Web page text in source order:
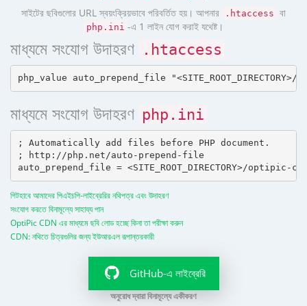
সাইটের ছবিগুলোর URL স্বয়ংক্রিয়ভাবে পরিবর্তিত হয়। আপনার .htaccess বা
php.ini -এ 1 লাইন যোগ করাই যথেষ্ট।
মাধ্যমে সংযোগ উদাহরণ .htaccess
মাধ্যমে সংযোগ উদাহরণ php.ini
; Automatically add files before PHP document.
; http://php.net/auto-prepend-file
গিটহাবে আমাদের পিএইচপি-লাইব্রেরির নথিপত্র এবং উদাহরণ
সংযোগ করতে বিনামূল্যে সাহায্য পান
OptiPic CDN এর মাধ্যমে ছবি লোড হচ্ছে কিনা তা পরীক্ষা করুন
CDN: নথিতে চিত্রগুলির জন্য ইউআরএল রূপান্তরকারী
GitHub-এ লাইব্রেরি
অনুরোধ দ্বারা বিনামূল্যে একীকরণ